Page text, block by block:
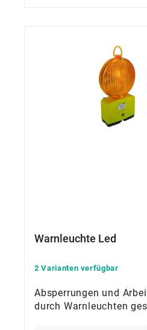
Warnleuchte Led
2 Varianten verfügbar
Absperrungen und
durch Warnleuchten